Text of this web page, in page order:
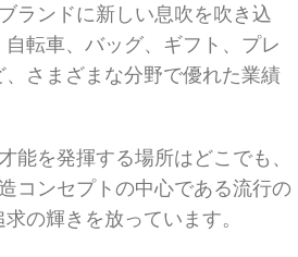
ランドに新しい息吹を吹き込
転車、バッグ、ギフト、プレ
、さまざまな分野で優れた業績
能を発揮する場所はどこでも、
コンセプトの中心である流行の
の輝きを放っています。